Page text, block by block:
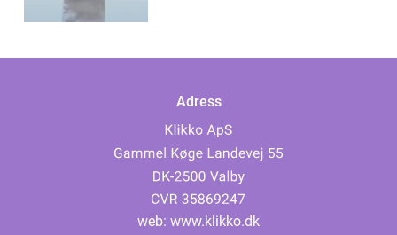
Adress
web: www.klikko.dk